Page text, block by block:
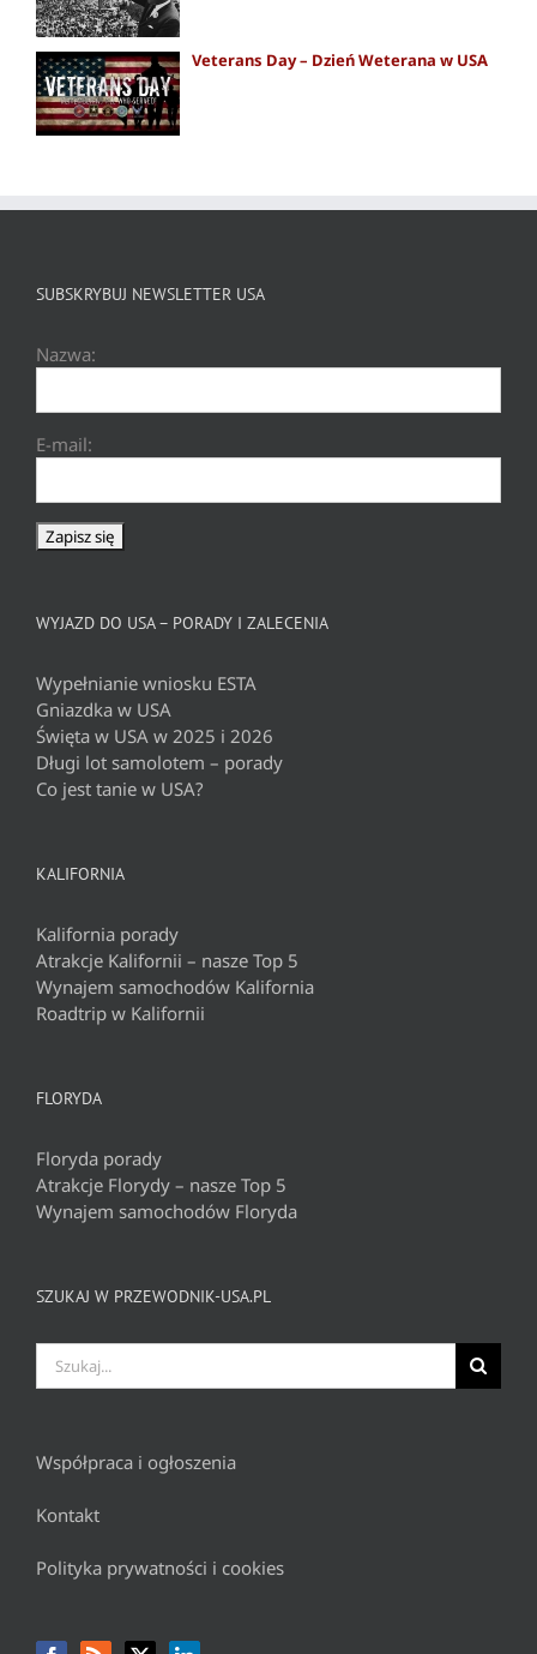
Veterans Day – Dzień Weterana w USA
SUBSKRYBUJ NEWSLETTER USA
Nazwa:
E-mail:
WYJAZD DO USA – PORADY I ZALECENIA
Wypełnianie wniosku ESTA
Gniazdka w USA
Święta w USA w 2025 i 2026
Długi lot samolotem – porady
Co jest tanie w USA?
KALIFORNIA
Kalifornia porady
Atrakcje Kalifornii – nasze Top 5
Wynajem samochodów Kalifornia
Roadtrip w Kalifornii
FLORYDA
Floryda porady
Atrakcje Florydy – nasze Top 5
Wynajem samochodów Floryda
SZUKAJ W PRZEWODNIK-USA.PL
Szukaj
Współpraca i ogłoszenia
Kontakt
Polityka prywatności i cookies